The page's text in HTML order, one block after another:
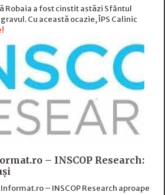
Robaia a fost cinstit astăzi Sfântul
Cu această ocazie, ÎPS Calinic
– INSCOP Research:
– INSCOP Research aproape